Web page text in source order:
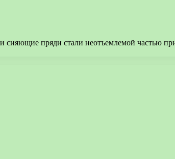
пряди стали неотъемлемой частью